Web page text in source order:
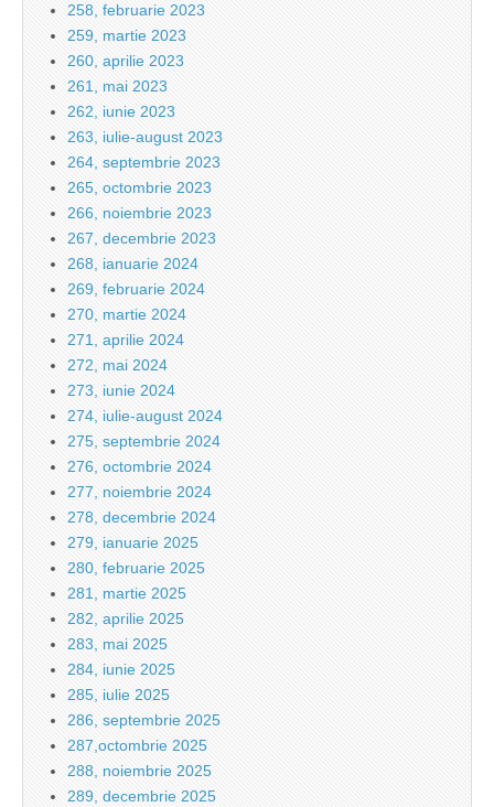
258, februarie 2023
259, martie 2023
260, aprilie 2023
261, mai 2023
262, iunie 2023
263, iulie-august 2023
264, septembrie 2023
265, octombrie 2023
266, noiembrie 2023
267, decembrie 2023
268, ianuarie 2024
269, februarie 2024
270, martie 2024
271, aprilie 2024
272, mai 2024
273, iunie 2024
274, iulie-august 2024
275, septembrie 2024
276, octombrie 2024
277, noiembrie 2024
278, decembrie 2024
279, ianuarie 2025
280, februarie 2025
281, martie 2025
282, aprilie 2025
283, mai 2025
284, iunie 2025
285, iulie 2025
286, septembrie 2025
287,octombrie 2025
288, noiembrie 2025
289, decembrie 2025